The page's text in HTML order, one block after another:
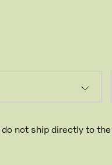
not ship directly to
ジオ
ツは、カラヴァッジオの